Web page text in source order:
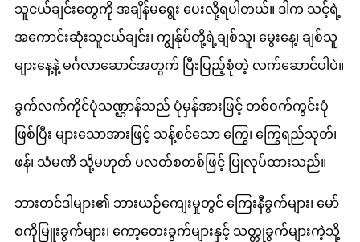
သူငယ်ချင်းတွေကို အချိန်မရွေး ပေးလို့ရပါတယ်။ ဒါက သင့်ရဲ့
အကောင်းဆုံးသူငယ်ချင်း၊ ကျွန်ုပ်တို့ရဲ့ချစ်သူ၊ မွေးနေ့၊ ချစ်သူ
များနေ့နဲ့ မင်္ဂလာဆောင်အတွက် ပြီးပြည့်စုံတဲ့ လက်ဆောင်ပါပဲ။
ခွက်လက်ကိုင်ပုံသဏ္ဌာန်သည် ပုံမှန်အားဖြင့် တစ်ဝက်ကွင်းပုံ
ဖြစ်ပြီး များသောအားဖြင့် သန့်စင်သော ကြွေ၊ ကြွေရည်သုတ်၊
ဖန်၊ သံမဏိ သို့မဟုတ် ပလတ်စတစ်ဖြင့် ပြုလုပ်ထားသည်။
ဘားတင်ဒါများ၏ ဘားယဉ်ကျေးမှုတွင် ကြေးနီခွက်များ၊ မော်
စကိုမြူးခွက်များ၊ ကော့တေးခွက်များနှင့် သတ္တုခွက်များကဲ့သို့